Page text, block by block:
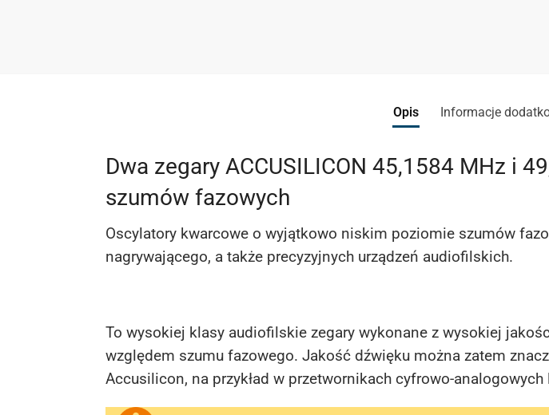
Opis Informacje
Dwa zegary ACCUSILICON 45,1584 MHz i
szumów fazowych
Oscylatory kwarcowe o wyjątkowo niskim poziomie szumów
nagrywającego, a także precyzyjnych urządzeń audiofilskich.
To wysokiej klasy audiofilskie zegary wykonane z wysokiej
względem szumu fazowego. Jakość dźwięku można zatem
Accusilicon, na przykład w przetwornikach cyfrowo-